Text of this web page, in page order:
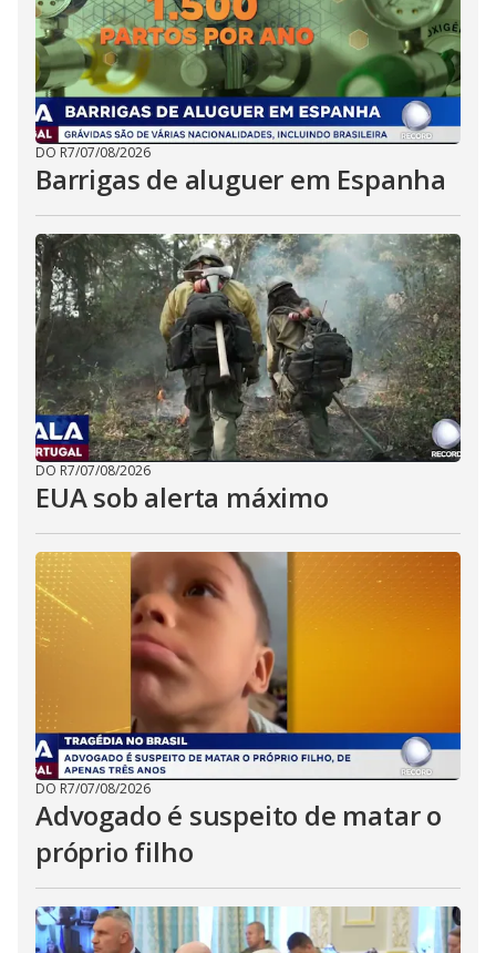
DO R7/07/08/2026
Barrigas de aluguer em Espanha
DO R7/07/08/2026
EUA sob alerta máximo
DO R7/07/08/2026
Advogado é suspeito de matar o
próprio filho